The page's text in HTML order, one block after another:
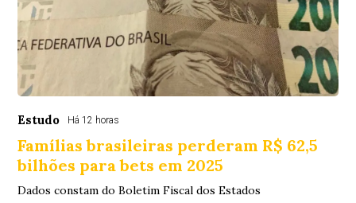
Estudo Há 12 horas
Famílias brasileiras perderam R$ 62,5
bilhões para bets em 2025
Dados constam do Boletim Fiscal dos Estados